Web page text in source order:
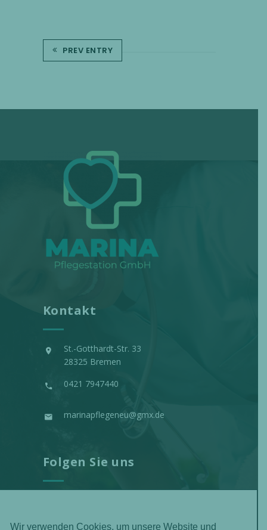
PREV ENTRY
Kontakt
St.-Gotthardt-Str. 33
28325 Bremen
0421 7947440
marinapflegeneu@gmx.de
Folgen Sie uns
Wir verwenden Cookies, um unsere Website und